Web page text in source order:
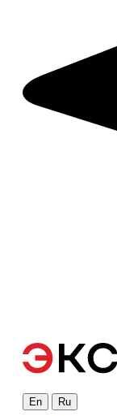
En Ru